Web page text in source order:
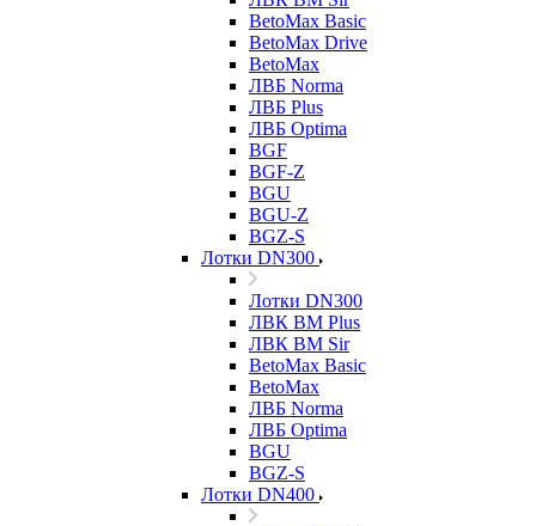
BetoMax Basic
BetoMax Drive
BetoMax
ЛВБ Norma
ЛВБ Plus
ЛВБ Optima
BGF
BGF-Z
BGU
BGU-Z
BGZ-S
Лотки DN300
Лотки DN300
ЛВК ВМ Plus
ЛВК ВМ Sir
BetoMax Basic
BetoMax
ЛВБ Norma
ЛВБ Optima
BGU
BGZ-S
Лотки DN400